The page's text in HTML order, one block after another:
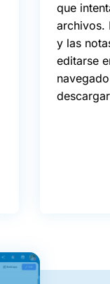
que
archivos.
y las
editarse